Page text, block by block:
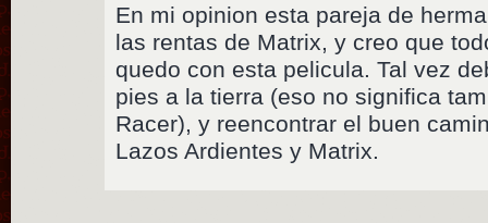
En mi opinion esta pareja de
las rentas de Matrix, y creo que
quedo con esta pelicula. Tal vez
pies a la tierra (eso no significa
Racer), y reencontrar el buen
Lazos Ardientes y Matrix.